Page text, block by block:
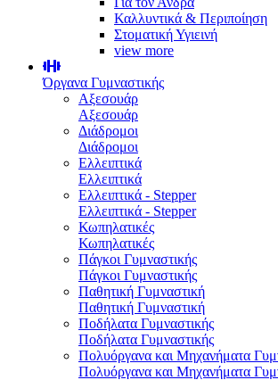
Καλλυντικά & Περιποίηση
Στοματική Υγιεινή
view more
Όργανα Γυμναστικής
Αξεσουάρ
Αξεσουάρ
Διάδρομοι
Διάδρομοι
Ελλειπτικά
Ελλειπτικά
Ελλειπτικά - Stepper
Ελλειπτικά - Stepper
Κωπηλατικές
Κωπηλατικές
Πάγκοι Γυμναστικής
Πάγκοι Γυμναστικής
Παθητική Γυμναστική
Παθητική Γυμναστική
Ποδήλατα Γυμναστικής
Ποδήλατα Γυμναστικής
Πολυόργανα και Μηχανήματα
Πολυόργανα και Μηχανήματα